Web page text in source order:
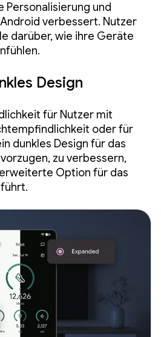
Personalisierung und
verbessert. Nutzer
darüber, wie ihre Geräte
Design
für Nutzer mit
oder für
dunkles Design für das
zu verbessern,
Option für das